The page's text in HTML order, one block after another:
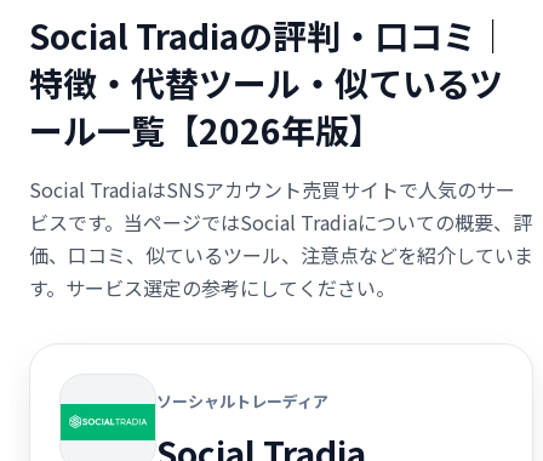
Social Tradiaの評判・口コミ｜
特徴・代替ツール・似ているツ
ール一覧【2026年版】
Social TradiaはSNSアカウント売買サイトで人気のサー
ビスです。当ページではSocial Tradiaについての概要、評
価、口コミ、似ているツール、注意点などを紹介していま
す。サービス選定の参考にしてください。
ソーシャルトレーディア